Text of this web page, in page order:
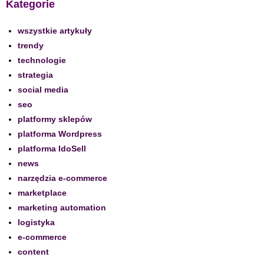
Kategorie
wszystkie artykuły
trendy
technologie
strategia
social media
seo
platformy sklepów
platforma Wordpress
platforma IdoSell
news
narzędzia e-commerce
marketplace
marketing automation
logistyka
e-commerce
content